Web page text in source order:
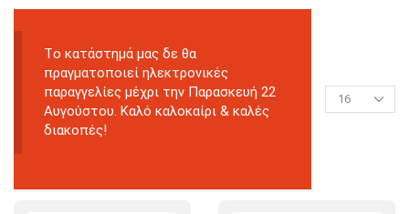
Tο κατάστημά μας δε θα
πραγματοποιεί ηλεκτρονικές
παραγγελίες μέχρι την Παρασκευή 22
Αυγούστου. Καλό καλοκαίρι & καλές
διακοπές!